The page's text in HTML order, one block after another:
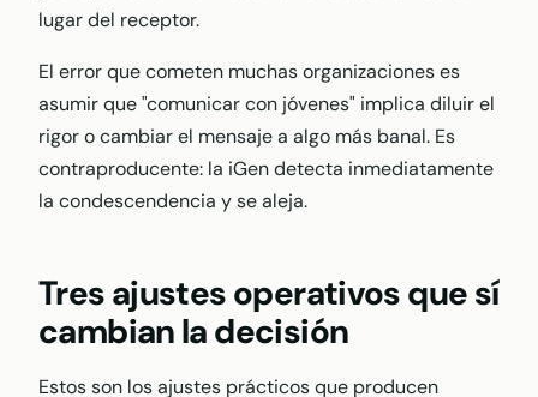
lugar del receptor.
El error que cometen muchas organizaciones es
asumir que "comunicar con jóvenes" implica diluir el
rigor o cambiar el mensaje a algo más banal. Es
contraproducente: la iGen detecta inmediatamente
la condescendencia y se aleja.
Tres ajustes operativos que sí
cambian la decisión
Estos son los ajustes prácticos que producen